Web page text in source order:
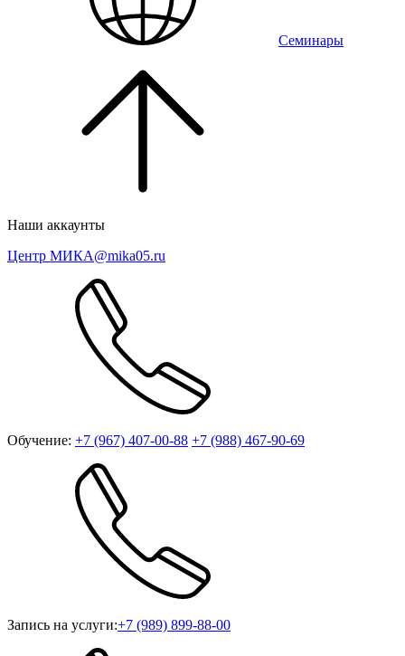
Семинары
Наши аккаунты
Центр МИКА@mika05.ru
Обучение: +7 (967) 407-00-88 +7 (988) 467-90-69
Запись на услуги:+7 (989) 899-88-00